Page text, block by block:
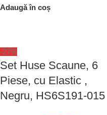
Adaugă în coș
-27%
Set Huse Scaune, 6
Piese, cu Elastic ,
Negru, HS6S191-015